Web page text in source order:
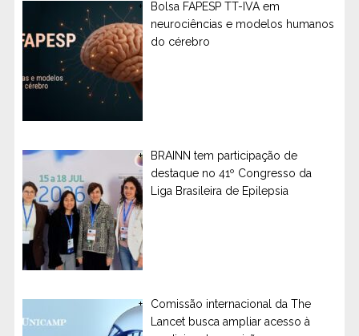
Bolsa FAPESP TT-IVA em
neurociências e modelos humanos
do cérebro
BRAINN tem participação de
destaque no 41º Congresso da
Liga Brasileira de Epilepsia
Comissão internacional da The
Lancet busca ampliar acesso à